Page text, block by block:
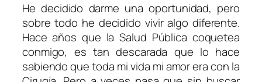
He decidido darme una oportunidad, pero
sobre todo he decidido vivir algo diferente.
Hace años que la Salud Pública coquetea
conmigo, es tan descarada que lo hace
sabiendo que toda mi vida mi amor era con la